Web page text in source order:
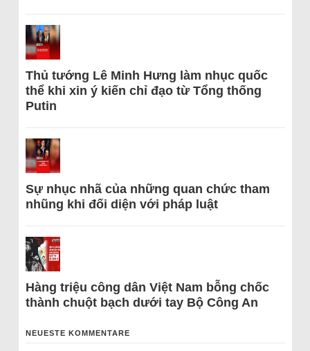
Thủ tướng Lê Minh Hưng làm nhục quốc
thể khi xin ý kiến chỉ đạo từ Tổng thống
Putin
Sự nhục nhã của những quan chức tham
nhũng khi đối diện với pháp luật
Hàng triệu công dân Việt Nam bỗng chốc
thành chuột bạch dưới tay Bộ Công An
NEUESTE KOMMENTARE